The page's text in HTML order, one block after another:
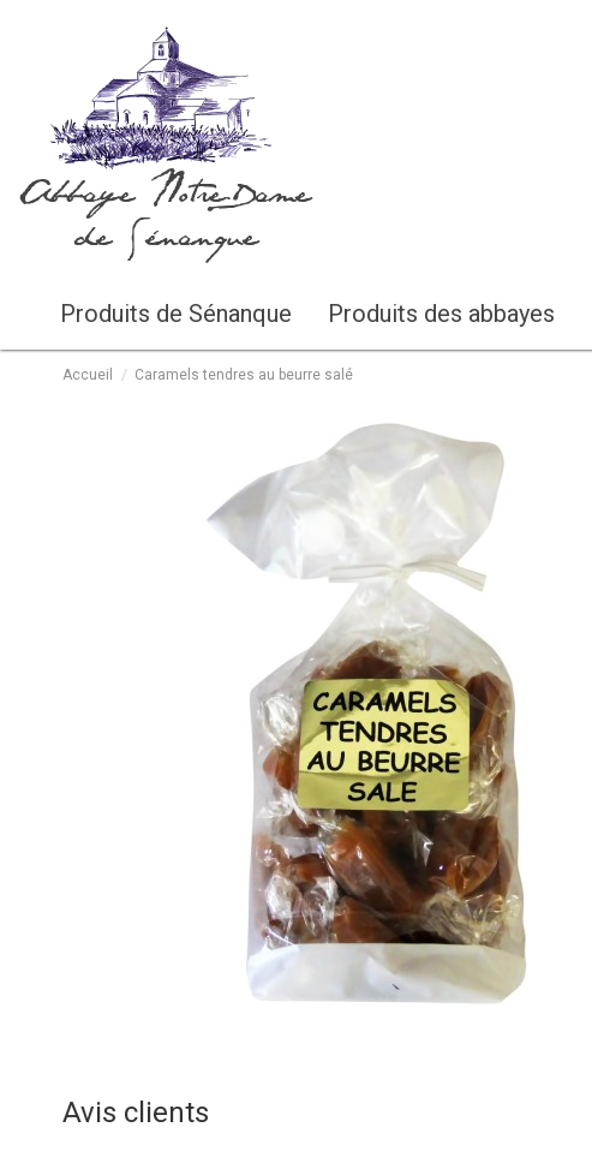
Abbaye Notre-Dame
de Sénanque
Produits de Sénanque Produits des abbayes
Accueil Caramels tendres au beurre salé
Avis clients